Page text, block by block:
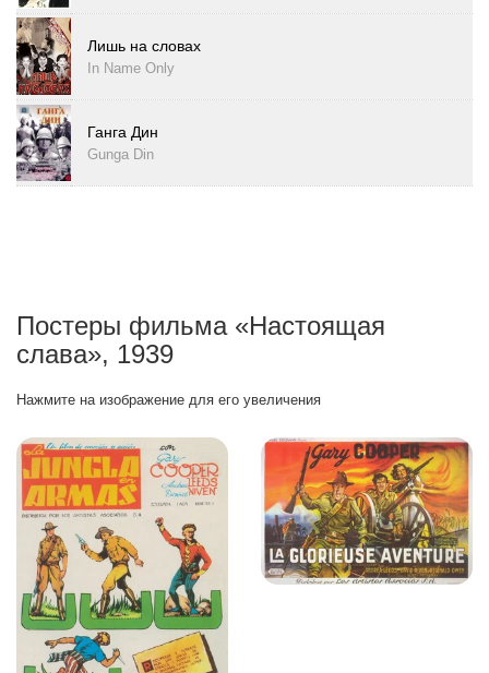
Лишь на словах
In Name Only
Ганга Дин
Gunga Din
Постеры фильма «Настоящая
слава», 1939
Нажмите на изображение для его увеличения